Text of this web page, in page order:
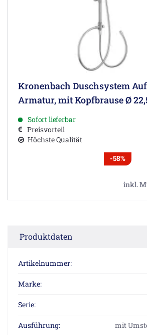
Kronenbach Duschsystem
Armatur, mit Kopfbrause Ø
Sofort lieferbar
Preisvorteil
Höchste Qualität
-58%
inkl.
Produktdaten
Artikelnummer:
Marke:
Serie:
Ausführung: mit